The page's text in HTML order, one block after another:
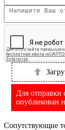
Для отправки
опубликован
Сопутствующие